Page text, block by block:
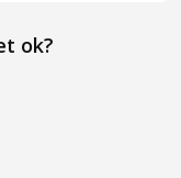
ok?